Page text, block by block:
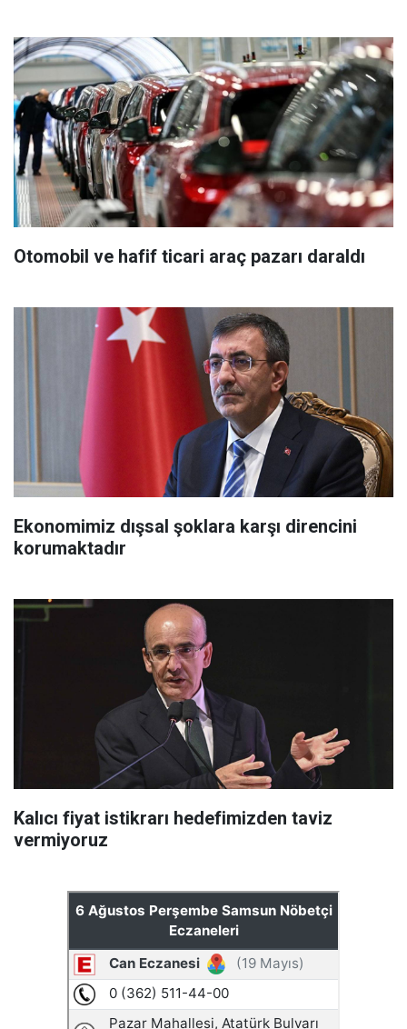
Otomobil ve hafif ticari araç pazarı daraldı
Ekonomimiz dışsal şoklara karşı direncini
korumaktadır
Kalıcı fiyat istikrarı hedefimizden taviz
vermiyoruz